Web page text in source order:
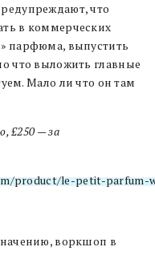
что
в коммерческих
парфюма, выпустить
что выложить главные
Мало ли что он там
£250 — за
product/le-petit-parfum-
воркшоп в